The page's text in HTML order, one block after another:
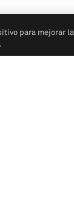
para mejorar la